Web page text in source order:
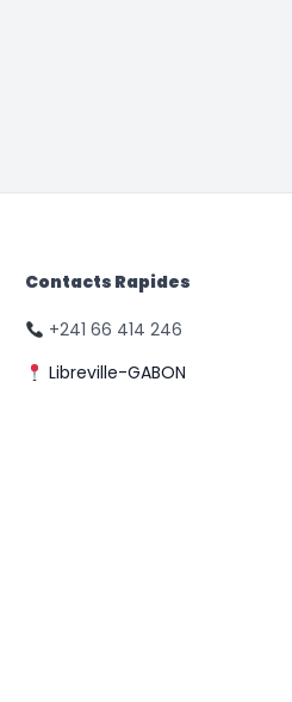
Contacts Rapides
+241 66 414 246
Libreville-GABON